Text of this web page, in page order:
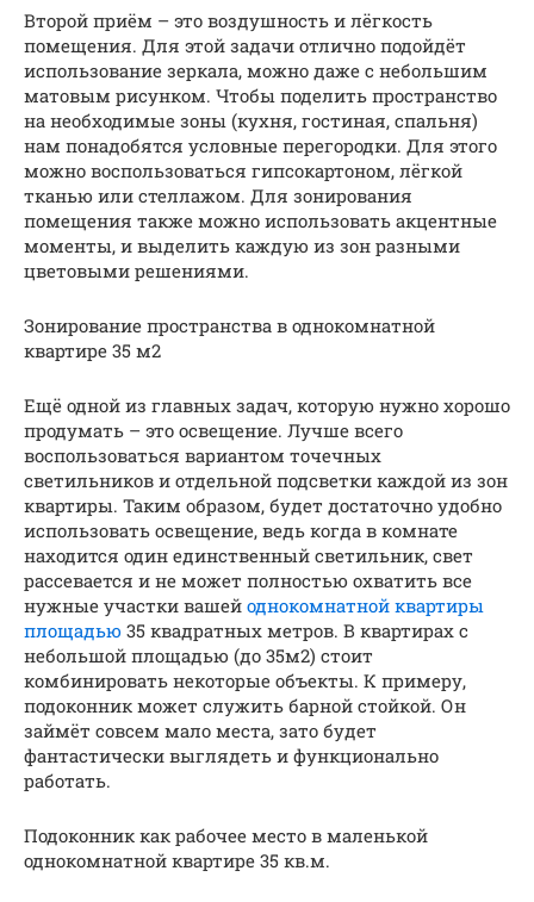
Второй приём – это воздушность и лёгкость
помещения. Для этой задачи отлично подойдёт
использование зеркала, можно даже с небольшим
матовым рисунком. Чтобы поделить пространство
на необходимые зоны (кухня, гостиная, спальня)
нам понадобятся условные перегородки. Для этого
можно воспользоваться гипсокартоном, лёгкой
тканью или стеллажом. Для зонирования
помещения также можно использовать акцентные
моменты, и выделить каждую из зон разными
цветовыми решениями.
Зонирование пространства в однокомнатной
квартире 35 м2
Ещё одной из главных задач, которую нужно хорошо
продумать – это освещение. Лучше всего
воспользоваться вариантом точечных
светильников и отдельной подсветки каждой из зон
квартиры. Таким образом, будет достаточно удобно
использовать освещение, ведь когда в комнате
находится один единственный светильник, свет
рассевается и не может полностью охватить все
нужные участки вашей однокомнатной квартиры
площадью 35 квадратных метров. В квартирах с
небольшой площадью (до 35м2) стоит
комбинировать некоторые объекты. К примеру,
подоконник может служить барной стойкой. Он
займёт совсем мало места, зато будет
фантастически выглядеть и функционально
работать.
Подоконник как рабочее место в маленькой
однокомнатной квартире 35 кв.м.